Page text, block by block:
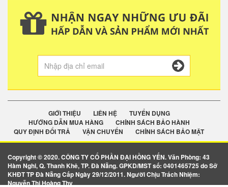
GIỚI THIỆU LIÊN HỆ
TUYỂN DỤNG
HƯỚNG DẪN MUA HÀNG
CHÍNH SÁCH BẢO HÀNH
QUY ĐỊNH ĐỔI TRẢ
VẬN CHUYỂN CHÍNH SÁCH BẢO MẬT
Copyright © 2020. CÔNG TY CỔ PHẦN ĐẠI HỒNG YẾN. Văn Phòng: 43
Hàm Nghi, Q. Thanh Khê, TP. Đà Nẵng. GPKD/MST số: 0401465725 do Sở
KHĐT TP Đà Nẵng Cấp Ngày 29/12/2011. Người Chịu Trách Nhiệm:
Nguyễn Thị Hoàng Thy